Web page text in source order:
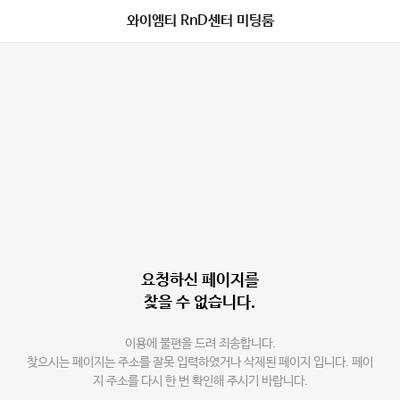
와이엠티 RnD센터 미팅룸
요청하신 페이지를
찾을 수 없습니다.
이용에 불편을 드려 죄송합니다.
찾으시는 페이지는 주소를 잘못 입력하였거나 삭제된 페이지 입니다. 페이
지 주소를 다시 한 번 확인해 주시기 바랍니다.